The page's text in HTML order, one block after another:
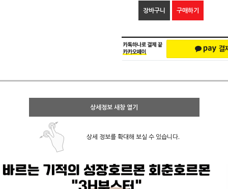
장바구니 구매하기
상세정보 새창 열기
상세 정보를 확대해 보실 수 있습니다.